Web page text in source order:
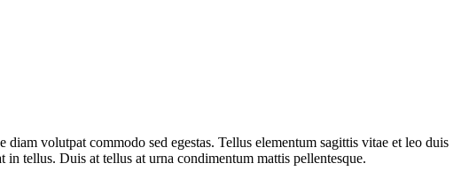
volutpat commodo sed egestas. Tellus elementum sagittis vitae et leo duis
tellus. Duis at tellus at urna condimentum mattis pellentesque.